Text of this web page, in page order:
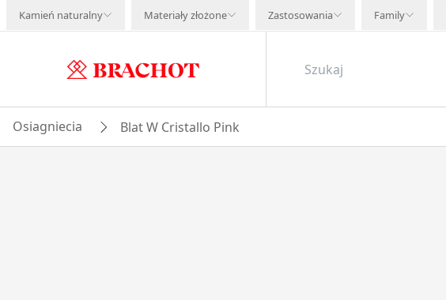
Kamień naturalny Materiały złożone Zastosowania Family
Osiagniecia Blat W Cristallo Pink